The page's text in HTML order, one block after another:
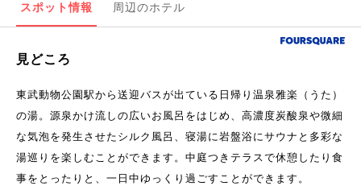
スポット情報 周辺のホテル
見どころ
東武動物公園駅から送迎バスが出ている日帰り温泉雅楽（うた）
の湯。源泉かけ流しの広いお風呂をはじめ、高濃度炭酸泉や微細
な気泡を発生させたシルク風呂、寝湯に岩盤浴にサウナと多彩な
湯巡りを楽しむことができます。中庭つきテラスで休憩したり食
事をとったりと、一日中ゆっくり過ごすことができます。